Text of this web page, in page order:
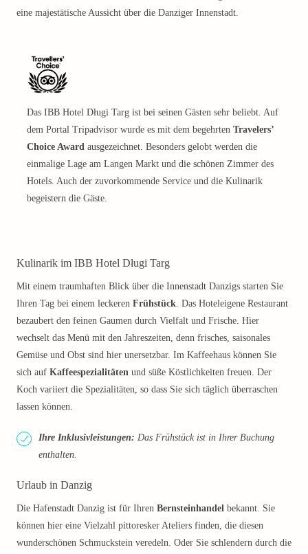
eine majestätische Aussicht über die Danziger Innenstadt.
Das IBB Hotel Długi Targ ist bei seinen Gästen sehr beliebt. Auf
dem Portal Tripadvisor wurde es mit dem begehrten Travelers’
Choice Award ausgezeichnet. Besonders gelobt werden die
einmalige Lage am Langen Markt und die schönen Zimmer des
Hotels. Auch der zuvorkommende Service und die Kulinarik
begeistern die Gäste.
Kulinarik im IBB Hotel Długi Targ
Mit einem traumhaften Blick über die Innenstadt Danzigs starten Sie
Ihren Tag bei einem leckeren Frühstück. Das Hoteleigene Restaurant
bezaubert den feinen Gaumen durch Vielfalt und Frische. Hier
wechselt das Menü mit den Jahreszeiten, denn frisches, saisonales
Gemüse und Obst sind hier unersetzbar. Im Kaffeehaus können Sie
sich auf Kaffeespezialitäten und süße Köstlichkeiten freuen. Der
Koch variiert die Spezialitäten, so dass Sie sich täglich überraschen
lassen können.
Ihre Inklusivleistungen: Das Frühstück ist in Ihrer Buchung
enthalten.
Urlaub in Danzig
Die Hafenstadt Danzig ist für Ihren Bernsteinhandel bekannt. Sie
können hier eine Vielzahl pittoresker Ateliers finden, die diesen
wunderschönen Schmuckstein veredeln. Oder Sie schlendern durch die